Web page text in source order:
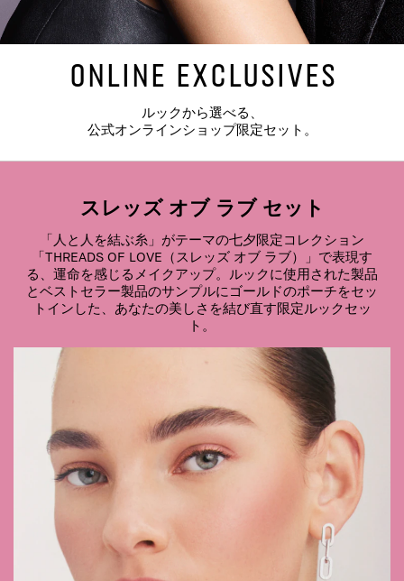
ONLINE EXCLUSIVES
ルックから選べる、
公式オンラインショップ限定セット。
スレッズ オブ ラブ セット
「人と人を結ぶ糸」がテーマの七夕限定コレクション
「THREADS OF LOVE（スレッズ オブ ラブ）」で表現す
る、運命を感じるメイクアップ。ルックに使用された製品
とベストセラー製品のサンプルにゴールドのポーチをセッ
トインした、あなたの美しさを結び直す限定ルックセッ
ト。